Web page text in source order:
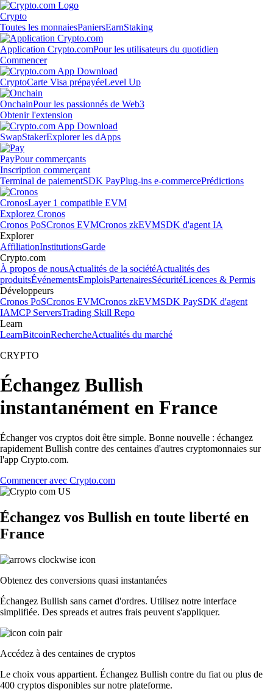
Crypto
Toutes les monnaiesPaniersEarnStaking
Application Crypto.comPour les utilisateurs du quotidien
Commencer
CryptoCarte Visa prépayéeLevel Up
OnchainPour les passionnés de Web3
Obtenir l'extension
SwapStakerExplorer les dApps
PayPour commerçants
Inscription commerçant
Terminal de paiementSDK PayPlug-ins e-commercePrédictions
CronosLayer 1 compatible EVM
Explorez Cronos
Cronos PoSCronos EVMCronos zkEVMSDK d'agent IA
Explorer
AffiliationInstitutionsGarde
Crypto.com
À propos de nousActualités de la sociétéActualités des
produitsÉvénementsEmploisPartenairesSécuritéLicences & Permis
Développeurs
Cronos PoSCronos EVMCronos zkEVMSDK PaySDK d'agent
IAMCP ServersTrading Skill Repo
Learn
LearnBitcoinRechercheActualités du marché
CRYPTO
Échangez Bullish
instantanément en France
Échanger vos cryptos doit être simple. Bonne nouvelle : échangez
rapidement Bullish contre des centaines d'autres cryptomonnaies sur
l'app Crypto.com.
Commencer avec Crypto.com
Échangez vos Bullish en toute liberté en
France
Obtenez des conversions quasi instantanées
Échangez Bullish sans carnet d'ordres. Utilisez notre interface
simplifiée. Des spreads et autres frais peuvent s'appliquer.
Accédez à des centaines de cryptos
Le choix vous appartient. Échangez Bullish contre du fiat ou plus de
400 cryptos disponibles sur notre plateforme.